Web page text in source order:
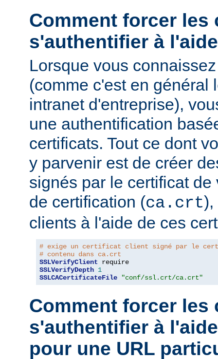
Comment forcer les
s'authentifier à
Lorsque vous
(comme c'est en général
intranet d'entreprise),
une authentification
certificats. Tout ce dont
y parvenir est de créer
signés par le certificat
de certification (ca.crt),
clients à l'aide de ces
# exige un certificat client signé par le
# contenu dans ca.crt
SSLVerifyClient
SSLVerifyDepth 1
SSLCACertificateFile
"conf/ssl.crt/ca.crt"
Comment forcer les
s'authentifier à
pour une URL